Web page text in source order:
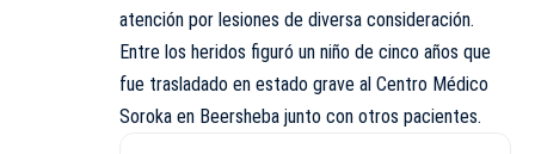
atención por lesiones de diversa consideración.
Entre los heridos figuró un niño de cinco años que
fue trasladado en estado grave al Centro Médico
Soroka en Beersheba junto con otros pacientes.